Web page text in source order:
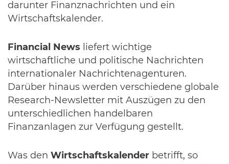
darunter Finanznachrichten und ein
Wirtschaftskalender.
Financial News
liefert wichtige
wirtschaftliche und politische Nachrichten
internationaler Nachrichtenagenturen.
Darüber hinaus werden verschiedene globale
Research-Newsletter mit Auszügen zu den
unterschiedlichen handelbaren
Finanzanlagen zur Verfügung gestellt.
Was den Wirtschaftskalender betrifft, so